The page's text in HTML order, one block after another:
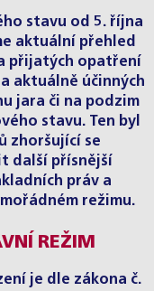
stavu od 5. října
aktuální přehled
přijatých opatření
aktuálně účinných
jara či na podzim
stavu. Ten byl
zhoršující se
další přísnější
práv a
režimu.
REŽIM
je dle zákona č.